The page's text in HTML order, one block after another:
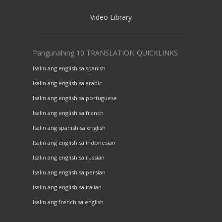
Video Library
Pangunahing 10 TRANSLATION QUICKLINKS
Isalin ang english sa spanish
Isalin ang english sa arabic
Isalin ang english sa portuguese
Isalin ang english sa french
Isalin ang spanish sa english
Isalin ang english sa indonesian
Isalin ang english sa russian
Isalin ang english sa persian
Isalin ang english sa italian
Isalin ang french sa english